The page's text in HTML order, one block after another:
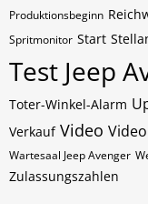
Produktionsbeginn
Spritmonitor Start
Test Jeep
Toter-Winkel-Alarm
Verkauf Video
Wartesaal Jeep Avenger
Zulassungszahlen